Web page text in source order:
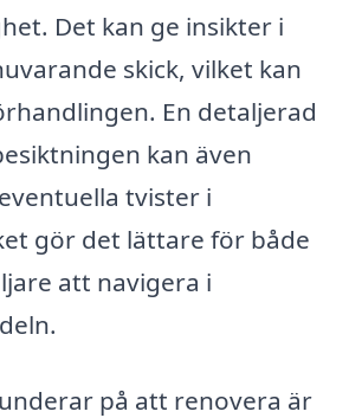
Det kan ge insikter i
skick, vilket kan
En detaljerad
kan även
tvister i
gör det lättare för både
att navigera i
på att renovera är